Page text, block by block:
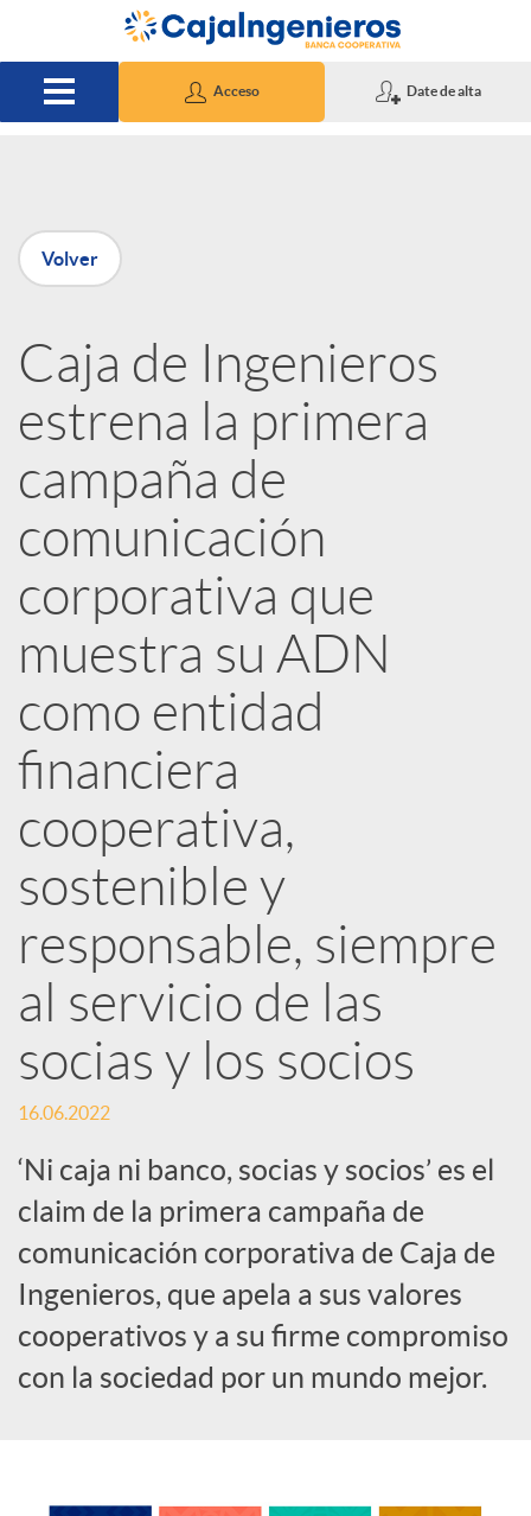
Saltar al contenido principal
Acceso Date de alta
P
u
b
l
i
c
a
d
o
r
d
e
c
o
n
t
Volver
Caja de Ingenieros
estrena la primera
campaña de
comunicación
corporativa que
muestra su ADN
como entidad
financiera
cooperativa,
sostenible y
responsable, siempre
al servicio de las
socias y los socios
16.06.2022
‘Ni caja ni banco, socias y socios’ es el
claim de la primera campaña de
comunicación corporativa de Caja de
Ingenieros, que apela a sus valores
cooperativos y a su firme compromiso
con la sociedad por un mundo mejor.